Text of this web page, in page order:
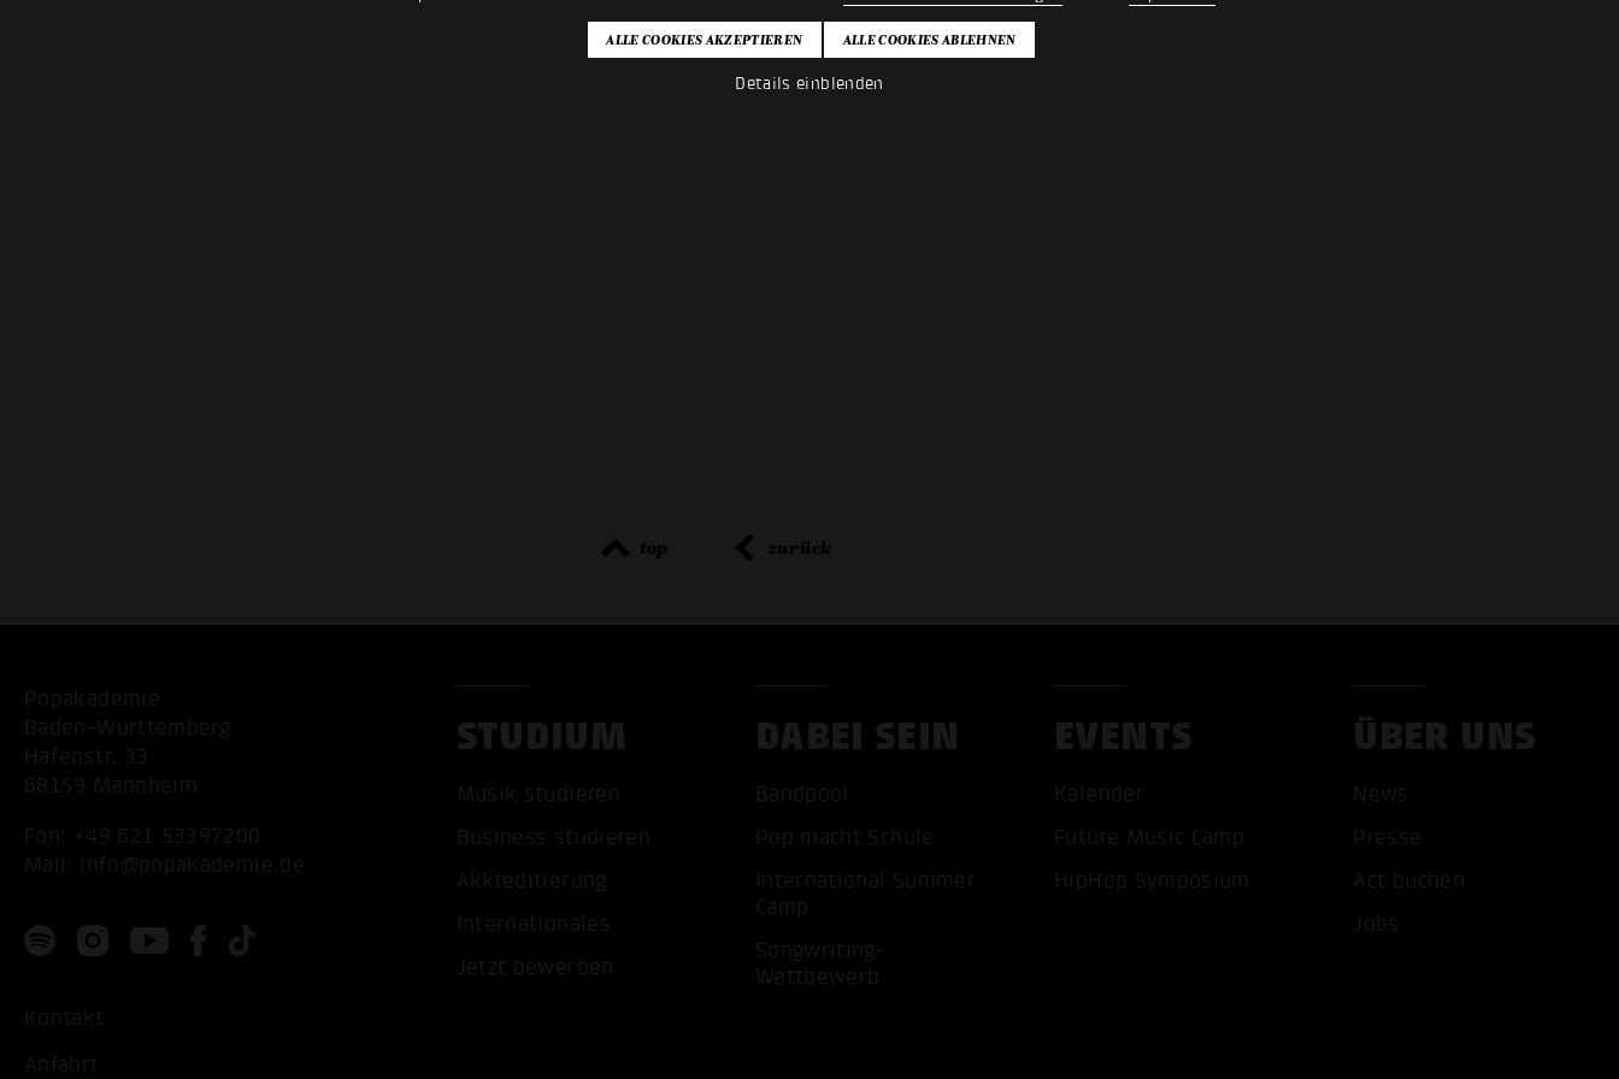
ALLE COOKIES AKZEPTIEREN ALLE COOKIES
Details einblenden
top zurück
Popakademie
Baden-Württemberg
Hafenstr. 33
68159 Mannheim
Fon: +49 621 53397200
Mail: info@popakademie.de
Kontakt
Anfahrt
STUDIUM
Musik studieren
Business studieren
Akkreditierung
Internationales
Jetzt bewerben
DABEI SEIN
Bandpool
Pop macht Schule
International Summer
Camp
Songwriting-
Wettbewerb
EVENTS
Kalender
Future Music Camp
HipHop Symposium
ÜBER UNS
News
Presse
Act buchen
Jobs